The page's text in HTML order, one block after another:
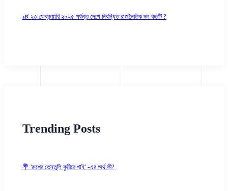
🌿 ২৩ ফেব্রুয়ারি ২০২৫ পর্যন্ত দেশে নিবন্ধিত রাজনৈতিক দল কতটি ?
Trending Posts
💐 'রুখের তেন্তুলি কুমীরে খাই' -এর অর্থ কী?